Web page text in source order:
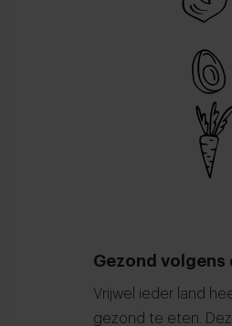
Gezond volgens
Vrijwel ieder land
gezond te eten.